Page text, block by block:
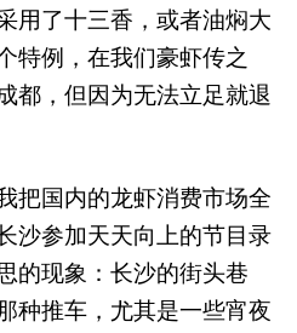
用了十三香，或者油焖大
特例，在我们豪虾传之
都，但因为无法立足就退
把国内的龙虾消费市场全
沙参加天天向上的节目录
的现象：长沙的街头巷
种推车，尤其是一些宵夜